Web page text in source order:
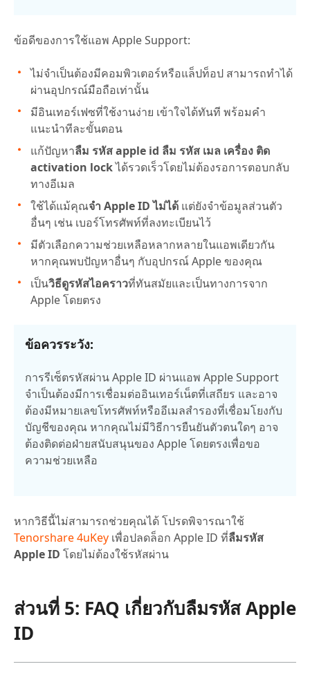
ข้อดีของการใช้แอพ Apple Support:
ไม่จำเป็นต้องมีคอมพิวเตอร์หรือแล็ปท็อป สามารถทำได้
ผ่านอุปกรณ์มือถือเท่านั้น
มีอินเทอร์เฟซที่ใช้งานง่าย เข้าใจได้ทันที พร้อมคำ
แนะนำทีละขั้นตอน
แก้ปัญหาลืม รหัส apple id ลืม รหัส เมล เครื่อง ติด
activation lockได้รวดเร็วโดยไม่ต้องรอการตอบกลับ
ทางอีเมล
ใช้ได้แม้คุณจํา Apple ID ไม่ได้ แต่ยังจำข้อมูลส่วนตัว
อื่นๆ เช่น เบอร์โทรศัพท์ที่ลงทะเบียนไว้
มีตัวเลือกความช่วยเหลือหลากหลายในแอพเดียวกัน
หากคุณพบปัญหาอื่นๆ กับอุปกรณ์ Apple ของคุณ
เป็นวิธีดูรหัสไอคราวที่ทันสมัยและเป็นทางการจาก
Apple โดยตรง
ข้อควรระวัง:
การรีเซ็ตรหัสผ่าน Apple ID ผ่านแอพ Apple Support
จำเป็นต้องมีการเชื่อมต่ออินเทอร์เน็ตที่เสถียร และอาจ
ต้องมีหมายเลขโทรศัพท์หรืออีเมลสำรองที่เชื่อมโยงกับ
บัญชีของคุณ หากคุณไม่มีวิธีการยืนยันตัวตนใดๆ อาจ
ต้องติดต่อฝ่ายสนับสนุนของ Apple โดยตรงเพื่อขอ
ความช่วยเหลือ
หากวิธีนี้ไม่สามารถช่วยคุณได้ โปรดพิจารณาใช้
Tenorshare 4uKey เพื่อปลดล็อก Apple ID ที่ลืมรหัส
Apple ID โดยไม่ต้องใช้รหัสผ่าน
ส่วนที่ 5: FAQ เกี่ยวกับลืมรหัส Apple
ID